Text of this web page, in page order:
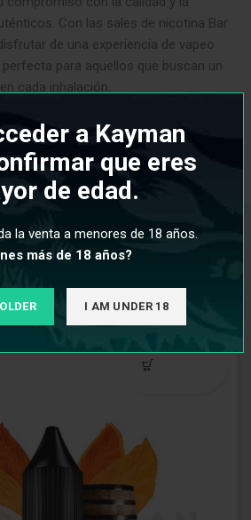
a Kayman
que eres
de edad.
la venta a menores de 18 años.
más de 18 años?
I AM UNDER 18
Con las sales de nicotina Bar
de una experiencia de vapeo
para aquellos que buscan un
cada inhalación.